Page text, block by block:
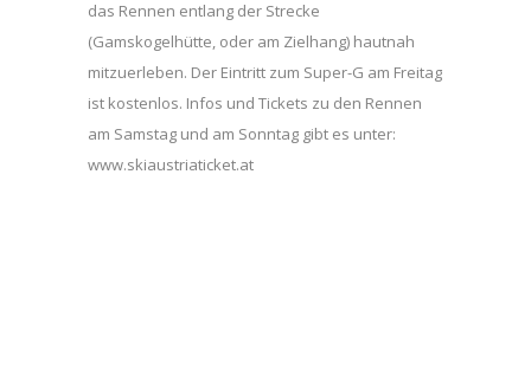
das Rennen entlang der Strecke
(Gamskogelhütte, oder am Zielhang) hautnah
mitzuerleben. Der Eintritt zum Super-G am Freitag
ist kostenlos. Infos und Tickets zu den Rennen
am Samstag und am Sonntag gibt es unter:
www.skiaustriaticket.at